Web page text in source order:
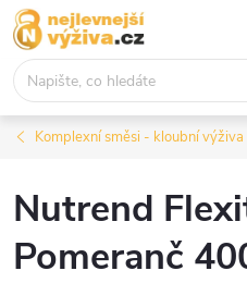
Přejít
na
obsah
Komplexní směsi - kloubní výživa
Nutrend
Pomeranč